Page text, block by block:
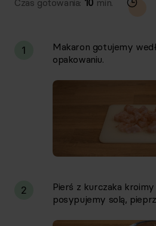
1
Makaron gotujemy
opakowaniu.
2
Pierś z kurczaka
posypujemy solą,